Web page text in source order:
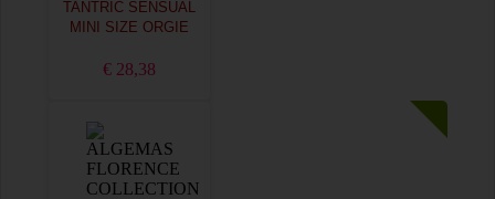
TANTRIC SENSUAL
MINI SIZE ORGIE
€ 28,38